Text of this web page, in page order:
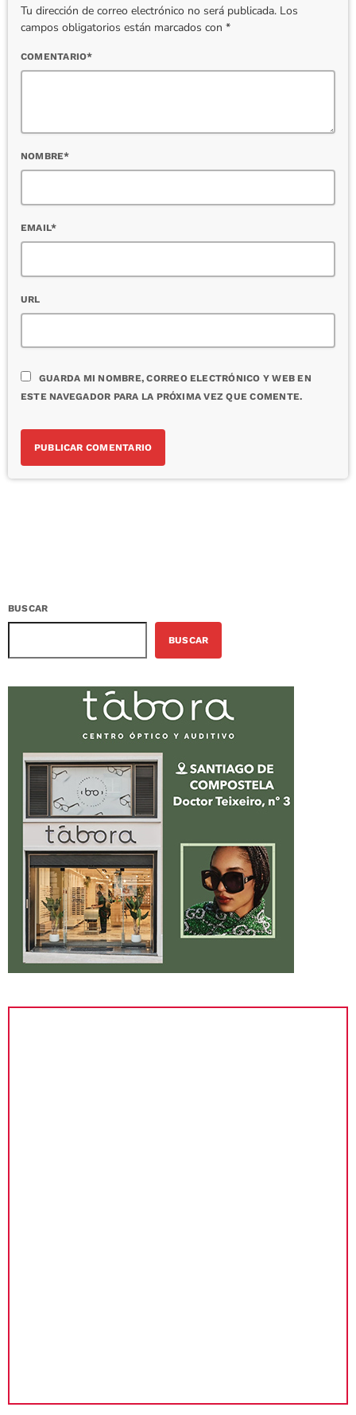
Tu dirección de correo electrónico no será publicada. Los
campos obligatorios están marcados con *
COMENTARIO*
NOMBRE*
EMAIL*
URL
GUARDA MI NOMBRE, CORREO ELECTRÓNICO Y WEB EN
ESTE NAVEGADOR PARA LA PRÓXIMA VEZ QUE COMENTE.
BUSCAR
BUSCAR